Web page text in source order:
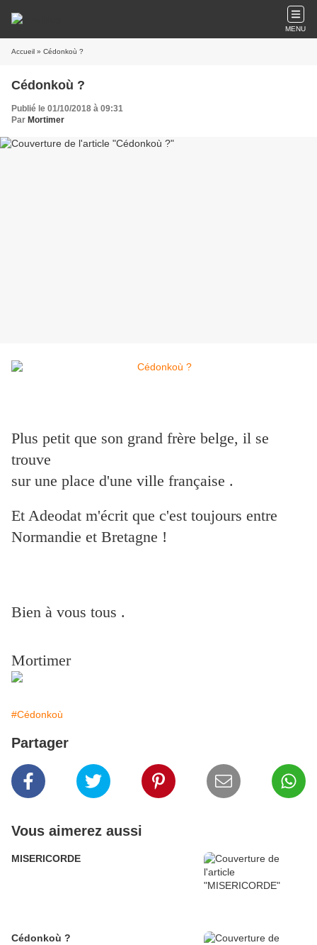
MENU
Accueil » Cédonkoù ?
Cédonkoù ?
Publié le 01/10/2018 à 09:31
Par Mortimer
Plus petit que son grand frère belge, il se
trouve
sur une place d'une ville française .
Et Adeodat m'écrit que c'est toujours entre
Normandie et Bretagne !
Bien à vous tous .
Mortimer
#Cédonkoù
Partager
Vous aimerez aussi
MISERICORDE
Cédonkoù ?